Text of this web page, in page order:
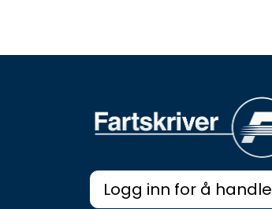
Logg inn for å handle